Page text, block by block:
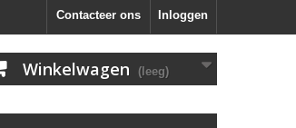
Inloggen
Contacteer ons
Winkelwagen (leeg)